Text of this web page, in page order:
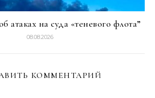
на суда «теневого флота”
08.08.2026
КОММЕНТАРИЙ